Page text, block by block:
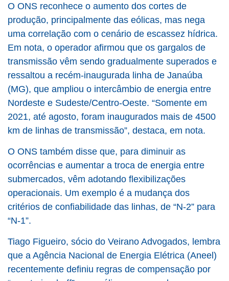
O ONS reconhece o aumento dos cortes de
produção, principalmente das eólicas, mas nega
uma correlação com o cenário de escassez hídrica.
Em nota, o operador afirmou que os gargalos de
transmissão vêm sendo gradualmente superados e
ressaltou a recém-inaugurada linha de Janaúba
(MG), que ampliou o intercâmbio de energia entre
Nordeste e Sudeste/Centro-Oeste. “Somente em
2021, até agosto, foram inaugurados mais de 4500
km de linhas de transmissão”, destaca, em nota.
O ONS também disse que, para diminuir as
ocorrências e aumentar a troca de energia entre
submercados, vêm adotando flexibilizações
operacionais. Um exemplo é a mudança dos
critérios de confiabilidade das linhas, de “N-2” para
“N-1”.
Tiago Figueiro, sócio do Veirano Advogados, lembra
que a Agência Nacional de Energia Elétrica (Aneel)
recentemente definiu regras de compensação por